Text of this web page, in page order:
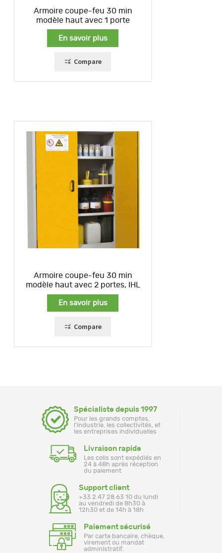
Armoire coupe-feu 30 min
modèle haut avec 1 porte
En savoir plus
Compare
Armoire coupe-feu 30 min
modèle haut avec 2 portes, IHL
En savoir plus
Compare
Spécialiste depuis 1997
Pour les grands comptes,
l'industrie, les collectivités, et
les entreprises individuelles
Livraison rapide
Les colis sont expédiés en
24 à 48h après réception
du paiement
Support client
+33 2 47 28 63 10 du lundi
au vendredi de 8h30 à
12h30 et de 14h à 18h
Paiement sécurisé
Par carte bancaire, chèque,
virement ou mandat
administratif.